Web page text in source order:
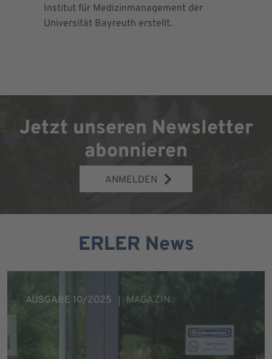
Institut für Medizinmanagement der
Universität Bayreuth erstellt.
Jetzt unseren Newsletter
abonnieren
ANMELDEN
ERLER News
AUSGABE 10/2025 MAGAZIN